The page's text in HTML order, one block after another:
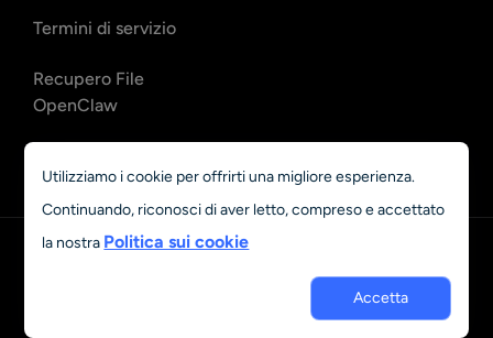
Termini di servizio
Recupero File
OpenClaw
OpenClaw
© 2023 - 2026 Grand Vision Tech Software Limited. All rights
Utilizziamo i cookie per offrirti una migliore esperienza.
Continuando, riconosci di aver letto, compreso e accettato
la nostra Politica sui cookie
Accetta